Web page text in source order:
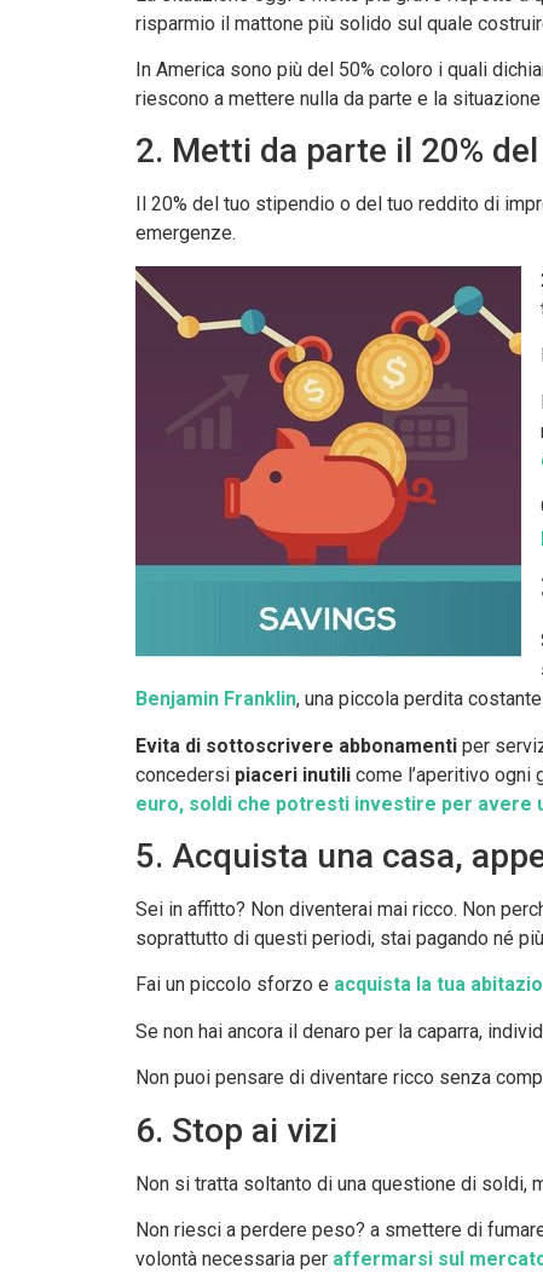
risparmio il mattone più solido sul quale
In America sono più del 50% coloro i quali
riescono a mettere nulla da parte e la
2. Metti da parte il 20%
Il 20% del tuo stipendio o del tuo reddito di
emergenze.
Benjamin Franklin, una piccola perdita
Evita di sottoscrivere abbonamenti per
concedersi piaceri inutili come l’aperitivo ogni
euro, soldi che potresti investire per avere
5. Acquista una casa,
Sei in affitto? Non diventerai mai ricco. Non
soprattutto di questi periodi, stai pagando né
Fai un piccolo sforzo e acquista la tua
Se non hai ancora il denaro per la caparra,
Non puoi pensare di diventare ricco senza
6. Stop ai vizi
Non si tratta soltanto di una questione di soldi,
Non riesci a perdere peso? a smettere di
volontà necessaria per affermarsi sul